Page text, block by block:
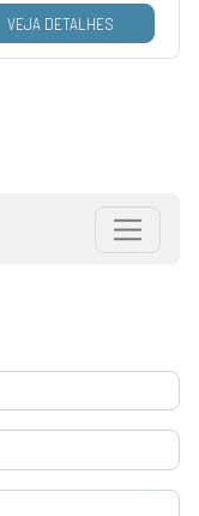
VEJA DETALHES